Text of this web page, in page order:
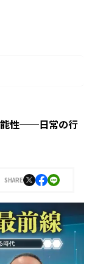
能性──日常の行
SHARE